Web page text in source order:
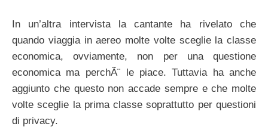
In un’altra intervista la cantante ha rivelato che
quando viaggia in aereo molte volte sceglie la classe
economica, ovviamente, non per una questione
economica ma perchÃ¨ le piace. Tuttavia ha anche
aggiunto che questo non accade sempre e che molte
volte sceglie la prima classe soprattutto per questioni
di privacy.